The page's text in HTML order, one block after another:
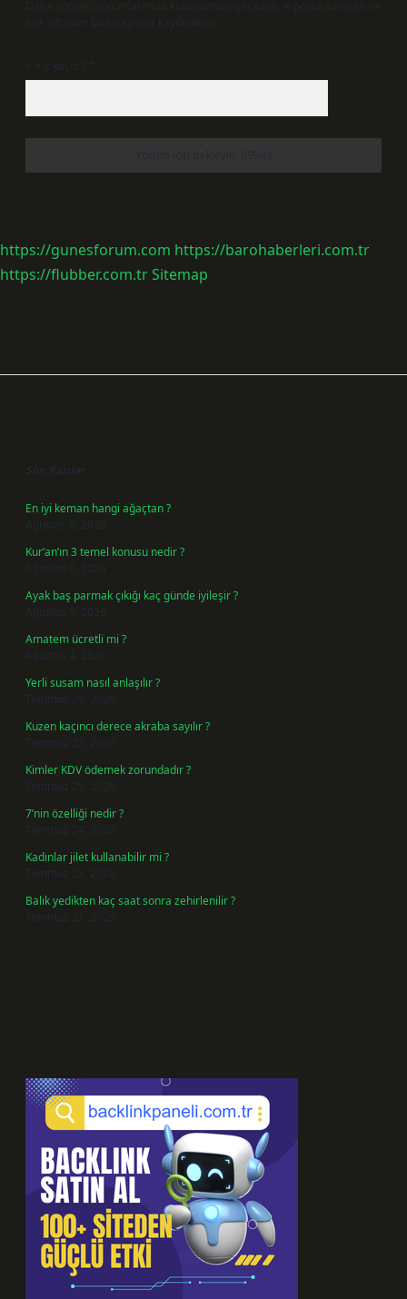
Daha sonraki yorumlarımda kullanılması için adım, e-posta adresim ve
site adresim bu tarayıcıya kaydedilsin.
6 + 2 kaçtır? *
https://gunesforum.com https://barohaberleri.com.tr
https://flubber.com.trSitemap
Son Yazılar
En iyi keman hangi ağaçtan ?
Ağustos 6, 2026
Kur’an’ın 3 temel konusu nedir ?
Ağustos 6, 2026
Ayak baş parmak çıkığı kaç günde iyileşir ?
Ağustos 5, 2026
Amatem ücretli mi ?
Ağustos 4, 2026
Yerli susam nasıl anlaşılır ?
Temmuz 29, 2026
Kuzen kaçıncı derece akraba sayılır ?
Temmuz 27, 2026
Kimler KDV ödemek zorundadır ?
Temmuz 25, 2026
7’nin özelliği nedir ?
Temmuz 24, 2026
Kadınlar jilet kullanabilir mi ?
Temmuz 23, 2026
Balık yedikten kaç saat sonra zehirlenilir ?
Temmuz 21, 2026